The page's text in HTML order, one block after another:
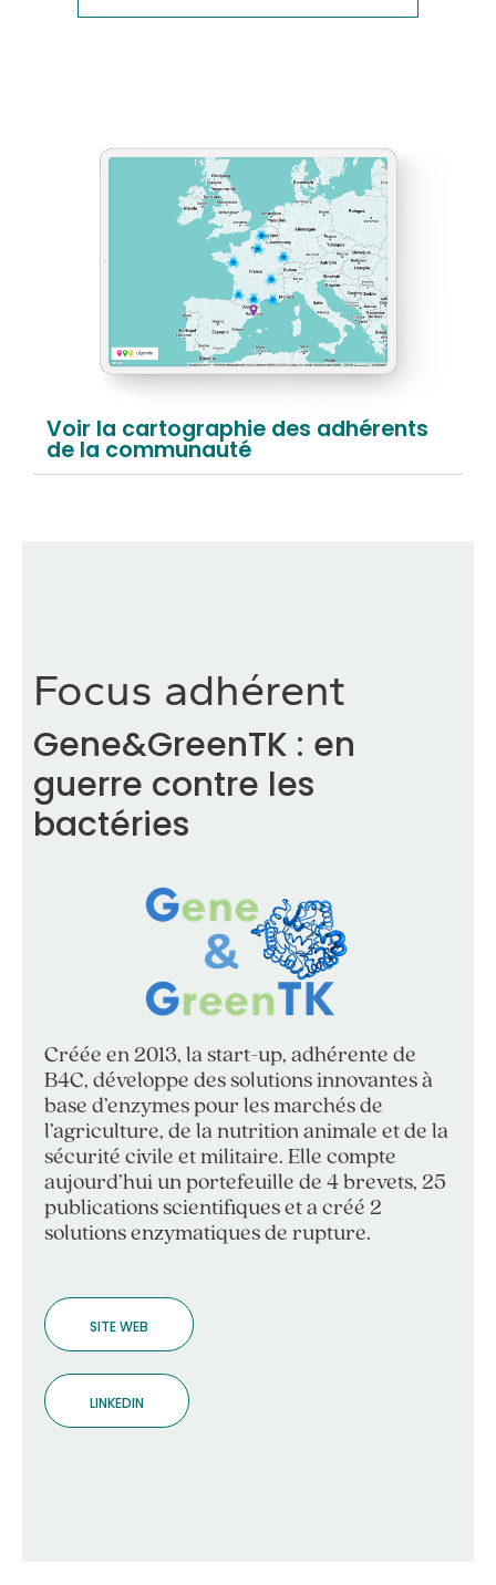
Voir la cartographie des adhérents
de la communauté
Focus adhérent
Gene&GreenTK : en
guerre contre les
bactéries
Créée en 2013, la start-up, adhérente de
B4C, développe des solutions innovantes à
base d’enzymes pour les marchés de
l’agriculture, de la nutrition animale et de la
sécurité civile et militaire. Elle compte
aujourd’hui un portefeuille de 4 brevets, 25
publications scientifiques et a créé 2
solutions enzymatiques de rupture.
SITE WEB
LINKEDIN